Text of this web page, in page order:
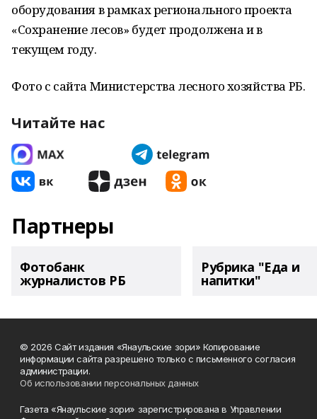
оборудования в рамках регионального проекта
«Сохранение лесов» будет продолжена и в
текущем году.
Фото с сайта Министерства лесного хозяйства РБ.
Читайте нас
Партнеры
Фотобанк
журналистов РБ
Рубрика "Еда и
напитки"
© 2026 Сайт издания «Янаульские зори» Копирование
информации сайта разрешено только с письменного согласия
администрации.
Об использовании персональных данных
Газета «Янаульские зори» зарегистрирована в Управлении